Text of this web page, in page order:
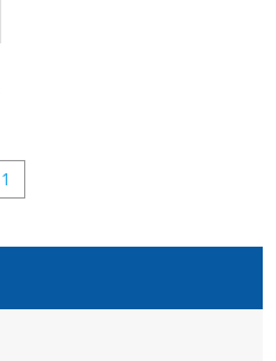
1